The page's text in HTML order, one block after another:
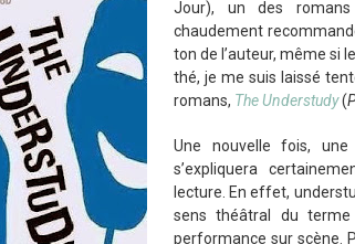
Jour), un des
chaudement
ton de l’auteur, même si
thé, je me suis laissé
romans, The Understudy(
Une nouvelle fois, une
s’expliquera
lecture. En effet,
sens théâtral du terme
performance sur scène.